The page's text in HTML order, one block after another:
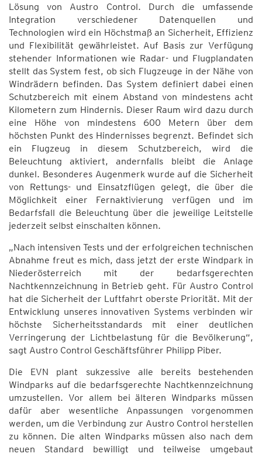
Lösung von Austro Control. Durch die umfassende
Integration verschiedener Datenquellen und
Technologien wird ein Höchstmaß an Sicherheit, Effizienz
und Flexibilität gewährleistet. Auf Basis zur Verfügung
stehender Informationen wie Radar- und Flugplandaten
stellt das System fest, ob sich Flugzeuge in der Nähe von
Windrädern befinden. Das System definiert dabei einen
Schutzbereich mit einem Abstand von mindestens acht
Kilometern zum Hindernis. Dieser Raum wird dazu durch
eine Höhe von mindestens 600 Metern über dem
höchsten Punkt des Hindernisses begrenzt. Befindet sich
ein Flugzeug in diesem Schutzbereich, wird die
Beleuchtung aktiviert, andernfalls bleibt die Anlage
dunkel. Besonderes Augenmerk wurde auf die Sicherheit
von Rettungs- und Einsatzflügen gelegt, die über die
Möglichkeit einer Fernaktivierung verfügen und im
Bedarfsfall die Beleuchtung über die jeweilige Leitstelle
jederzeit selbst einschalten können.
„Nach intensiven Tests und der erfolgreichen technischen
Abnahme freut es mich, dass jetzt der erste Windpark in
Niederösterreich mit der bedarfsgerechten
Nachtkennzeichnung in Betrieb geht. Für Austro Control
hat die Sicherheit der Luftfahrt oberste Priorität. Mit der
Entwicklung unseres innovativen Systems verbinden wir
höchste Sicherheitsstandards mit einer deutlichen
Verringerung der Lichtbelastung für die Bevölkerung“,
sagt Austro Control Geschäftsführer Philipp Piber.
Die EVN plant sukzessive alle bereits bestehenden
Windparks auf die bedarfsgerechte Nachtkennzeichnung
umzustellen. Vor allem bei älteren Windparks müssen
dafür aber wesentliche Anpassungen vorgenommen
werden, um die Verbindung zur Austro Control herstellen
zu können. Die alten Windparks müssen also nach dem
neuen Standard bewilligt und teilweise umgebaut